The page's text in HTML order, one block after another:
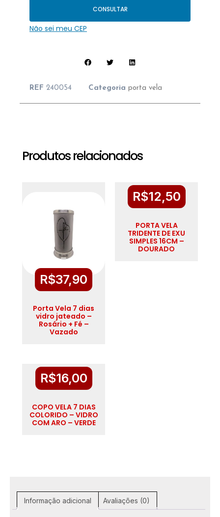
CONSULTAR
Não sei meu CEP
REF 240054 Categoria porta vela
Produtos relacionados
R$37,90
Porta Vela 7 dias
vidro jateado –
Rosário + Fé –
Vazado
R$12,50
PORTA VELA
TRIDENTE DE EXU
SIMPLES 16CM –
DOURADO
R$16,00
COPO VELA 7 DIAS
COLORIDO – VIDRO
COM ARO – VERDE
Informação adicional Avaliações (0)